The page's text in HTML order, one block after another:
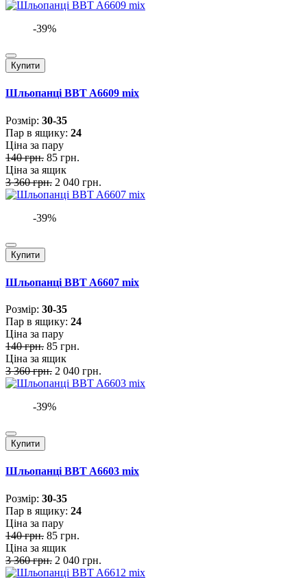
-39%
Купити
Шльопанці BBT A6609 mix
Розмiр: 30-35
Пар в ящику: 24
Ціна за пару
140 грн. 85 грн.
Ціна за ящик
3 360 грн. 2 040 грн.
-39%
Купити
Шльопанці BBT A6607 mix
Розмiр: 30-35
Пар в ящику: 24
Ціна за пару
140 грн. 85 грн.
Ціна за ящик
3 360 грн. 2 040 грн.
-39%
Купити
Шльопанці BBT A6603 mix
Розмiр: 30-35
Пар в ящику: 24
Ціна за пару
140 грн. 85 грн.
Ціна за ящик
3 360 грн. 2 040 грн.